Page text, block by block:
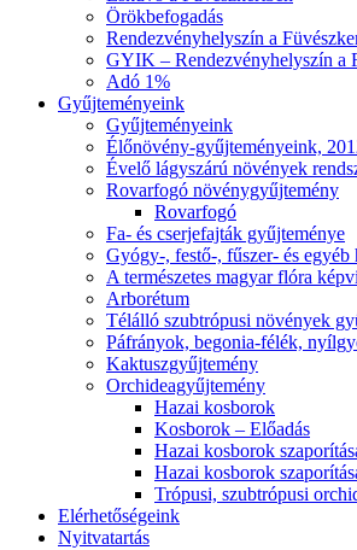
Örökbefogadás
Rendezvényhelyszín a
GYIK – Rendezvényhelyszín a
Adó 1%
Gyűjteményeink
Gyűjteményeink
Élőnövény-gyűjteményeink,
Évelő lágyszárú növények
Rovarfogó növénygyűjtemény
Rovarfogó
Fa- és cserjefajták gyűjteménye
Gyógy-, festő-, fűszer- és egyéb
A természetes magyar flóra
Arborétum
Télálló szubtrópusi növények
Páfrányok, begonia-félék,
Kaktuszgyűjtemény
Orchideagyűjtemény
Hazai kosborok
Kosborok – Előadás
Hazai kosborok
Hazai kosborok
Trópusi, szubtrópusi
Elérhetőségeink
Nyitvatartás